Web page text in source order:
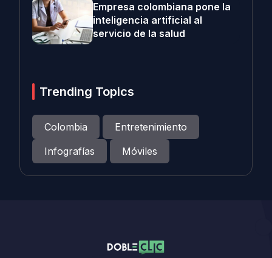
Empresa colombiana pone la
inteligencia artificial al
servicio de la salud
Trending Topics
Colombia
Entretenimiento
Infografías
Móviles